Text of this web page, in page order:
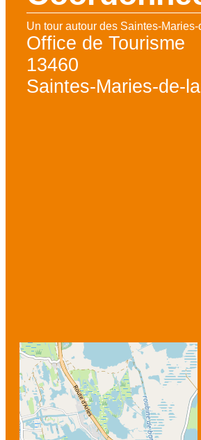
Un tour autour des Saintes-
Office de Tourisme
13460
Saintes-Maries-de-